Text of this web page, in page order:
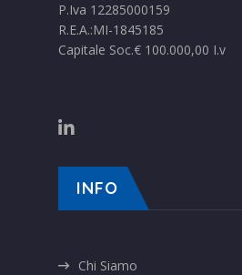
P.Iva 12285000159
R.E.A.:MI-1845185
Capitale Soc.€ 100.000,00 I.v
INFO
Chi Siamo